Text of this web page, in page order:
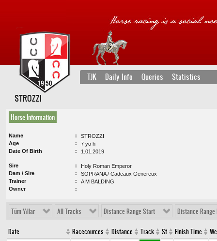
TJK Daily Info Queries Statistics
STROZZI
Horse Information
Name
STROZZI
Age
7 yo h
Date Of Birth
1.01.2019
Sire
Holy Roman Emperor
Dam / Sire
SOPRANA / Cadeaux Genereux
Trainer
A M BALDING
Owner
Tüm Yıllar All Tracks Distance Range Start Distance Range
Date Racecources Distance Track St Finish Time